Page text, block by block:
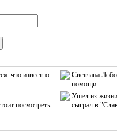
что известно
посмотреть
Светлана
помощи
Ушел из жизни
сыграл в